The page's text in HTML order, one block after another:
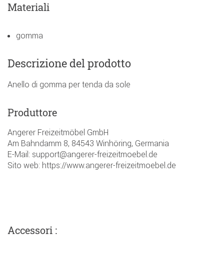
Materiali
gomma
Descrizione del prodotto
Anello di gomma per tenda da sole
Produttore
Angerer Freizeitmöbel GmbH
Am Bahndamm 8, 84543 Winhöring, Germania
E-Mail: support@angerer-freizeitmoebel.de
Sito web: https://www.angerer-freizeitmoebel.de
Accessori :